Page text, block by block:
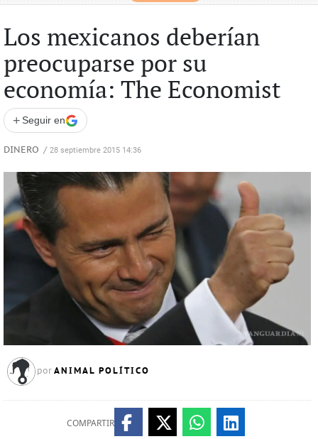
Los mexicanos deberían
preocuparse por su
economía: The Economist
+ Seguir en
DINERO / 28 septiembre 2015 14:36
por ANIMAL POLÍTICO
COMPARTIR